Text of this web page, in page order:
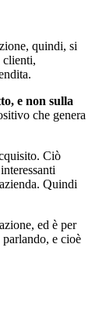
quindi, si
clienti,
e non sulla
che genera
Ciò
Quindi
ed è per
e cioè